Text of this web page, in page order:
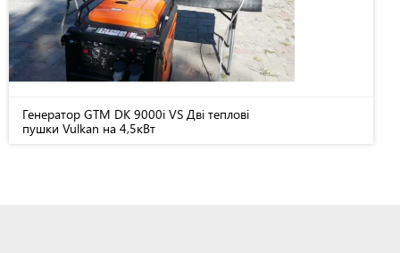
Генератор GTM DK 9000i VS Дві теплові
пушки Vulkan на 4,5кВт